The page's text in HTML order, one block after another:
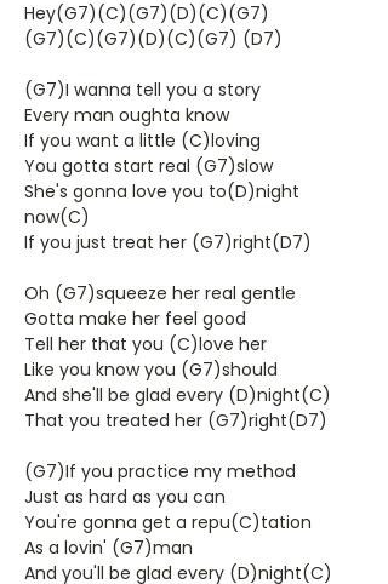
Hey(G7)(C)(G7)(D)(C)(G7)
(G7)(C)(G7)(D)(C)(G7) (D7)
(G7)I wanna tell you a story
Every man oughta know
If you want a little (C)loving
You gotta start real (G7)slow
She's gonna love you to(D)night
now(C)
If you just treat her (G7)right(D7)
Oh (G7)squeeze her real gentle
Gotta make her feel good
Tell her that you (C)love her
Like you know you (G7)should
And she'll be glad every (D)night(C)
That you treated her (G7)right(D7)
(G7)If you practice my method
Just as hard as you can
You're gonna get a repu(C)tation
As a lovin' (G7)man
And you'll be glad every (D)night(C)